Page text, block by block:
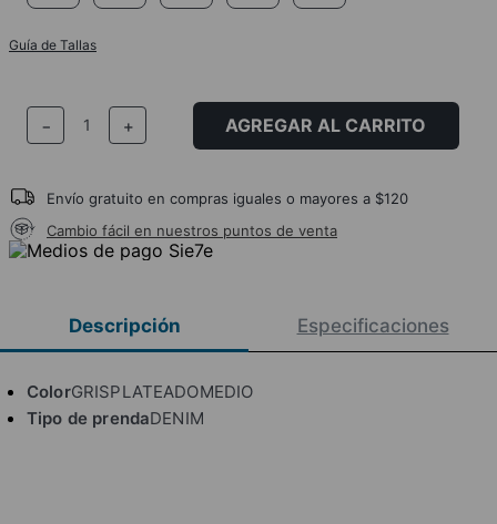
Guía de Tallas
＋
－ AGREGAR AL CARRITO
Envío gratuito en compras iguales o mayores a $120
Cambio fácil en nuestros puntos de venta
Descripción Especificaciones
ColorGRISPLATEADOMEDIO
Tipo de prendaDENIM